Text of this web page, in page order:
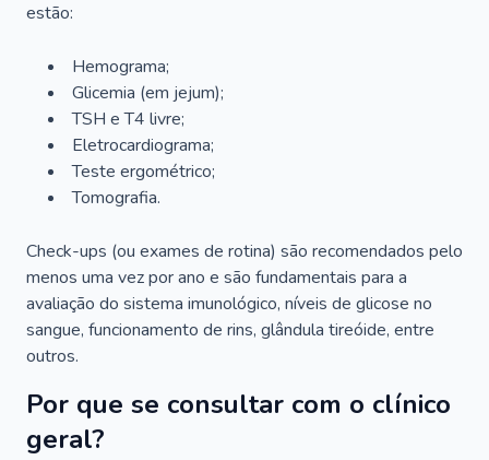
estão:
Hemograma;
Glicemia (em jejum);
TSH e T4 livre;
Eletrocardiograma;
Teste ergométrico;
Tomografia.
Check-ups (ou exames de rotina) são recomendados pelo
menos uma vez por ano e são fundamentais para a
avaliação do sistema imunológico, níveis de glicose no
sangue, funcionamento de rins, glândula tireóide, entre
outros.
Por que se consultar com o clínico
geral?